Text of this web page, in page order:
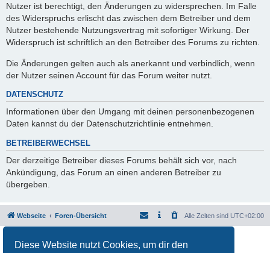
Diese Website nutzt Cookies, um dir den
Nutzer ist berechtigt, den Änderungen zu widersprechen. Im Falle
des Widerspruchs erlischt das zwischen dem Betreiber und dem
Nutzer bestehende Nutzungsvertrag mit sofortiger Wirkung. Der
Widerspruch ist schriftlich an den Betreiber des Forums zu richten.
Die Änderungen gelten auch als anerkannt und verbindlich, wenn
der Nutzer seinen Account für das Forum weiter nutzt.
DATENSCHUTZ
Informationen über den Umgang mit deinen personenbezogenen
Daten kannst du der Datenschutzrichtlinie entnehmen.
BETREIBERWECHSEL
Der derzeitige Betreiber dieses Forums behält sich vor, nach
Ankündigung, das Forum an einen anderen Betreiber zu
übergeben.
Webseite Foren-Übersicht Alle Zeiten sind UTC+02:00
Deutsche Übersetzung durchphpBB.de